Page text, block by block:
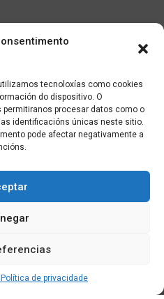
tecnoloxías como cookies
do dispositivo. O
procesar datos como o
identificacións únicas neste sitio.
pode afectar negativamente a
Política de privacidade